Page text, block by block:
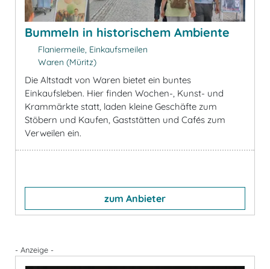
Bummeln in historischem Ambiente
Flaniermeile, Einkaufsmeilen
Waren (Müritz)
Die Altstadt von Waren bietet ein buntes
Einkaufsleben. Hier finden Wochen-, Kunst- und
Krammärkte statt, laden kleine Geschäfte zum
Stöbern und Kaufen, Gaststätten und Cafés zum
Verweilen ein.
zum Anbieter
- Anzeige -